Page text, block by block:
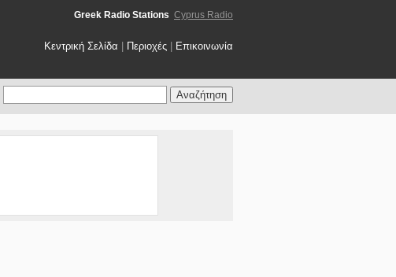
Greek Radio Stations Cyprus Radio
Κεντρική Σελίδα Περιοχές Επικοινωνία